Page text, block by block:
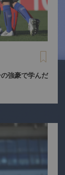
強豪で学んだ